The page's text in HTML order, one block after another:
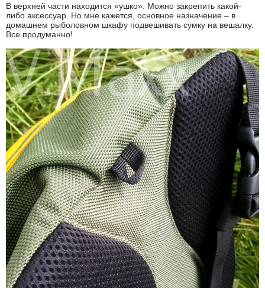
В верхней части находится «ушко». Можно закрепить какой-
либо аксессуар. Но мне кажется, основное назначение – в
домашнем рыболовном шкафу подвешивать сумку на вешалку.
Все продуманно!